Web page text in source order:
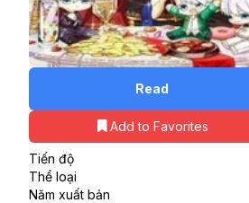
Read
Add to Favorites
Tiến độ
Thể loại
Năm xuất bản